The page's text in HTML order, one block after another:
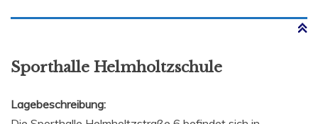
Sporthalle Helmholtzschule
Lagebeschreibung: